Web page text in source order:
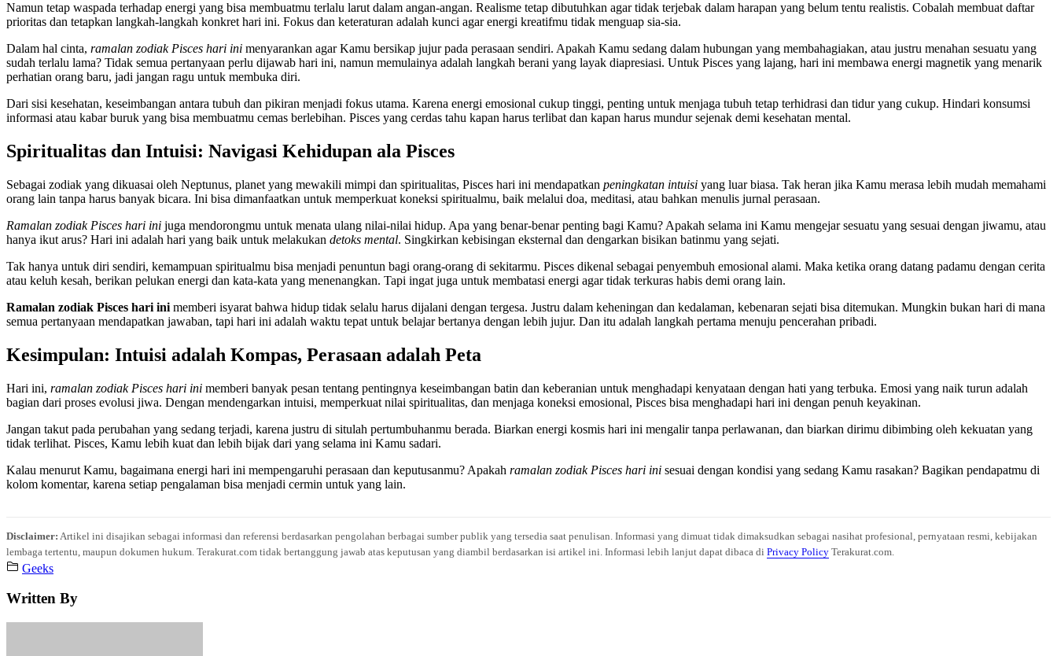
Namun tetap waspada terhadap energi yang bisa membuatmu terlalu larut dalam angan-angan. Realisme tetap dibutuhkan agar tidak terjebak dalam harapan yang belum tentu realistis. Cobalah membuat daftar
prioritas dan tetapkan langkah-langkah konkret hari ini. Fokus dan keteraturan adalah kunci agar energi kreatifmu tidak menguap sia-sia.
Dalam hal cinta, ramalan zodiak Pisces hari ini menyarankan agar Kamu bersikap jujur pada perasaan sendiri. Apakah Kamu sedang dalam hubungan yang membahagiakan, atau justru menahan sesuatu yang
sudah terlalu lama? Tidak semua pertanyaan perlu dijawab hari ini, namun memulainya adalah langkah berani yang layak diapresiasi. Untuk Pisces yang lajang, hari ini membawa energi magnetik yang menarik
perhatian orang baru, jadi jangan ragu untuk membuka diri.
Dari sisi kesehatan, keseimbangan antara tubuh dan pikiran menjadi fokus utama. Karena energi emosional cukup tinggi, penting untuk menjaga tubuh tetap terhidrasi dan tidur yang cukup. Hindari konsumsi
informasi atau kabar buruk yang bisa membuatmu cemas berlebihan. Pisces yang cerdas tahu kapan harus terlibat dan kapan harus mundur sejenak demi kesehatan mental.
Spiritualitas dan Intuisi: Navigasi Kehidupan ala Pisces
Sebagai zodiak yang dikuasai oleh Neptunus, planet yang mewakili mimpi dan spiritualitas, Pisces hari ini mendapatkan peningkatan intuisi yang luar biasa. Tak heran jika Kamu merasa lebih mudah memahami
orang lain tanpa harus banyak bicara. Ini bisa dimanfaatkan untuk memperkuat koneksi spiritualmu, baik melalui doa, meditasi, atau bahkan menulis jurnal perasaan.
Ramalan zodiak Pisces hari ini juga mendorongmu untuk menata ulang nilai-nilai hidup. Apa yang benar-benar penting bagi Kamu? Apakah selama ini Kamu mengejar sesuatu yang sesuai dengan jiwamu, atau
hanya ikut arus? Hari ini adalah hari yang baik untuk melakukan detoks mental. Singkirkan kebisingan eksternal dan dengarkan bisikan batinmu yang sejati.
Tak hanya untuk diri sendiri, kemampuan spiritualmu bisa menjadi penuntun bagi orang-orang di sekitarmu. Pisces dikenal sebagai penyembuh emosional alami. Maka ketika orang datang padamu dengan cerita
atau keluh kesah, berikan pelukan energi dan kata-kata yang menenangkan. Tapi ingat juga untuk membatasi energi agar tidak terkuras habis demi orang lain.
Ramalan zodiak Pisces hari ini memberi isyarat bahwa hidup tidak selalu harus dijalani dengan tergesa. Justru dalam keheningan dan kedalaman, kebenaran sejati bisa ditemukan. Mungkin bukan hari di mana
semua pertanyaan mendapatkan jawaban, tapi hari ini adalah waktu tepat untuk belajar bertanya dengan lebih jujur. Dan itu adalah langkah pertama menuju pencerahan pribadi.
Kesimpulan: Intuisi adalah Kompas, Perasaan adalah Peta
Hari ini, ramalan zodiak Pisces hari ini memberi banyak pesan tentang pentingnya keseimbangan batin dan keberanian untuk menghadapi kenyataan dengan hati yang terbuka. Emosi yang naik turun adalah
bagian dari proses evolusi jiwa. Dengan mendengarkan intuisi, memperkuat nilai spiritualitas, dan menjaga koneksi emosional, Pisces bisa menghadapi hari ini dengan penuh keyakinan.
Jangan takut pada perubahan yang sedang terjadi, karena justru di situlah pertumbuhanmu berada. Biarkan energi kosmis hari ini mengalir tanpa perlawanan, dan biarkan dirimu dibimbing oleh kekuatan yang
tidak terlihat. Pisces, Kamu lebih kuat dan lebih bijak dari yang selama ini Kamu sadari.
Kalau menurut Kamu, bagaimana energi hari ini mempengaruhi perasaan dan keputusanmu? Apakah ramalan zodiak Pisces hari ini sesuai dengan kondisi yang sedang Kamu rasakan? Bagikan pendapatmu di
kolom komentar, karena setiap pengalaman bisa menjadi cermin untuk yang lain.
Disclaimer: Artikel ini disajikan sebagai informasi dan referensi berdasarkan pengolahan berbagai sumber publik yang tersedia saat penulisan. Informasi yang dimuat tidak dimaksudkan sebagai nasihat profesional, pernyataan resmi, kebijakan
lembaga tertentu, maupun dokumen hukum. Terakurat.com tidak bertanggung jawab atas keputusan yang diambil berdasarkan isi artikel ini. Informasi lebih lanjut dapat dibaca di Privacy Policy Terakurat.com.
Geeks
Written By